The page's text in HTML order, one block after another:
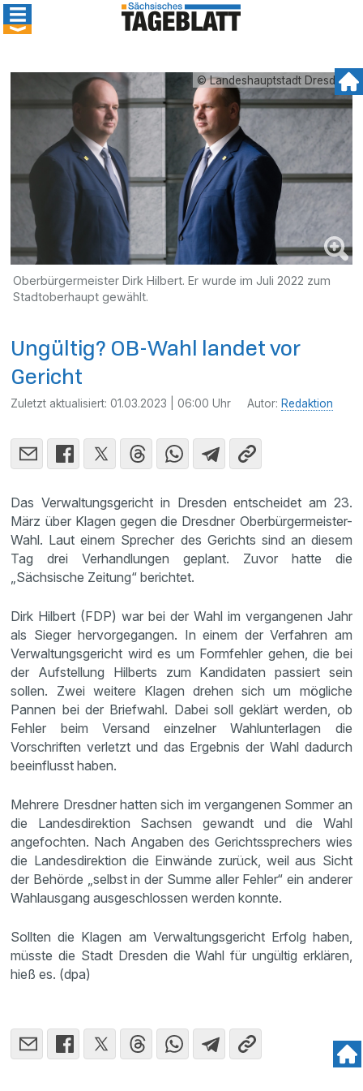
© Landeshauptstadt Dresden
Oberbürgermeister Dirk Hilbert. Er wurde im Juli 2022 zum
Stadtoberhaupt gewählt.
Ungültig? OB-Wahl landet vor
Gericht
Zuletzt aktualisiert:01.03.2023 | 06:00 Uhr Autor: Redaktion
Das Verwaltungsgericht in Dresden entscheidet am 23.
März über Klagen gegen die Dresdner Oberbürgermeister-
Wahl. Laut einem Sprecher des Gerichts sind an diesem
Tag drei Verhandlungen geplant. Zuvor hatte die
„Sächsische Zeitung“ berichtet.
Dirk Hilbert (FDP) war bei der Wahl im vergangenen Jahr
als Sieger hervorgegangen. In einem der Verfahren am
Verwaltungsgericht wird es um Formfehler gehen, die bei
der Aufstellung Hilberts zum Kandidaten passiert sein
sollen. Zwei weitere Klagen drehen sich um mögliche
Pannen bei der Briefwahl. Dabei soll geklärt werden, ob
Fehler beim Versand einzelner Wahlunterlagen die
Vorschriften verletzt und das Ergebnis der Wahl dadurch
beeinflusst haben.
Mehrere Dresdner hatten sich im vergangenen Sommer an
die Landesdirektion Sachsen gewandt und die Wahl
angefochten. Nach Angaben des Gerichtssprechers wies
die Landesdirektion die Einwände zurück, weil aus Sicht
der Behörde „selbst in der Summe aller Fehler“ ein anderer
Wahlausgang ausgeschlossen werden konnte.
Sollten die Klagen am Verwaltungsgericht Erfolg haben,
müsste die Stadt Dresden die Wahl für ungültig erklären,
hieß es. (dpa)